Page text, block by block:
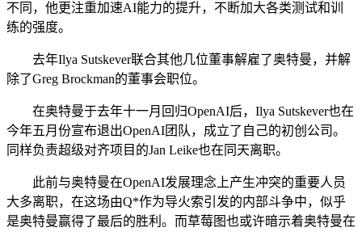
不同，他更注重加速AI能力的提升，不断加大各类测试和训
练的强度。
去年Ilya Sutskever联合其他几位董事解雇了奥特曼，并解
除了Greg Brockman的董事会职位。
在奥特曼于去年十一月回归OpenAI后，Ilya Sutskever也在
今年五月份宣布退出OpenAI团队，成立了自己的初创公司。
同样负责超级对齐项目的Jan Leike也在同天离职。
此前与奥特曼在OpenAI发展理念上产生冲突的重要人员
大多离职，在这场由Q*作为导火索引发的内部斗争中，似乎
是奥特曼赢得了最后的胜利。而草莓图也或许暗示着奥特曼在